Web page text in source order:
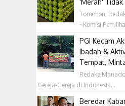
'Merah' Tidak
Tomohon,
~Komisi
PGI Kecam
Ibadah &
Tempat,
Gereja-Gereja di Indonesia...
Beredar